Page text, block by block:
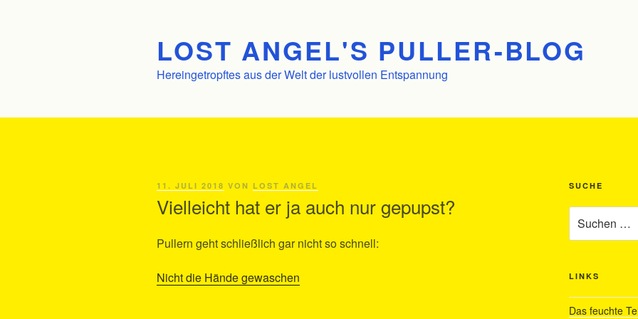
LOST ANGEL'S PULLER-BLOG
Hereingetropftes aus der Welt der lustvollen Entspannung
VERÖFFENTLICHT
11. JULI 2018 VON LOST ANGEL
Vielleicht hat er ja auch nur gepupst?
Pullern geht schließlich gar nicht so schnell:
Nicht die Hände gewaschen
SUCHE
nach:
LINKS
Das feuchte